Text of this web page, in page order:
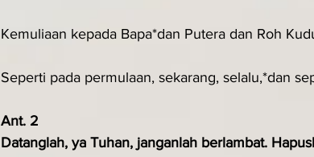
Kemuliaan kepada Bapa*dan Putera dan Roh
Seperti pada permulaan, sekarang, selalu,*dan
Ant. 2
Datanglah, ya Tuhan, janganlah ber­lambat.